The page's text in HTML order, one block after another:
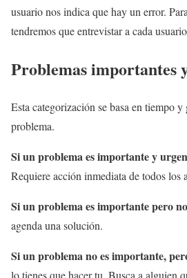
usuario nos indica que hay un error.
tendremos que entrevistar a cada
Problemas importantes
Esta categorización se basa en tiempo
problema.
Si un problema es importante y
Requiere acción inmediata de todos los
Si un problema es importante pero
agenda una solución.
Si un problema no es importante,
lo tienes que hacer tu. Busca a alguien